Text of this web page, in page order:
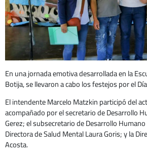
En una jornada emotiva desarrollada en la
Botija, se llevaron a cabo los festejos por el
El intendente Marcelo Matzkin participó del
acompañado por el secretario de Desarrollo
Gerez; el subsecretario de Desarrollo
Directora de Salud Mental Laura Goris; y la
Acosta.